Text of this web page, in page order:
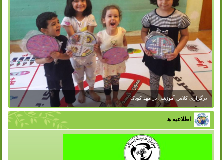
برگزاری کلاس آموزشی در مهد کودک
اطلاعیه ها